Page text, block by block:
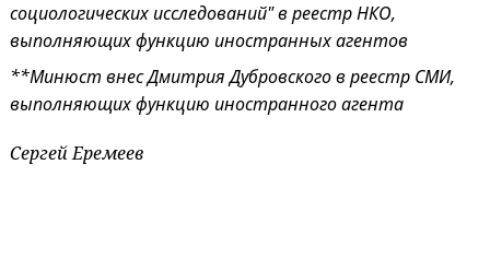
социологических исследований" в реестр НКО,
выполняющих функцию иностранных агентов
**Минюст внес Дмитрия Дубровского в реестр СМИ,
выполняющих функцию иностранного агента
Сергей Еремеев